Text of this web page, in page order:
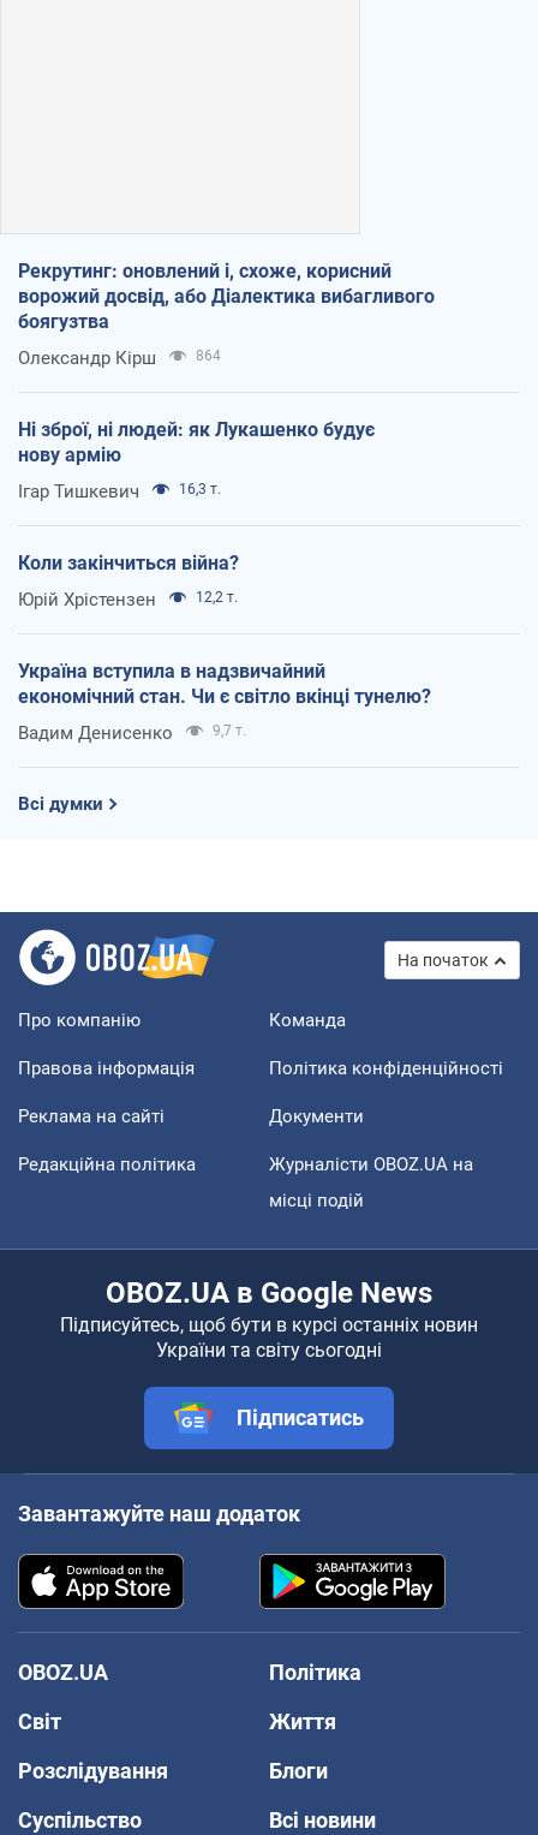
Рекрутинг: оновлений і, схоже, корисний
ворожий досвід, або Діалектика вибагливого
боягузтва
Олександр Кірш 864
Ні зброї, ні людей: як Лукашенко будує
нову армію
Ігар Тишкевич 16,3 т.
Коли закінчиться війна?
Юрій Хрістензен 12,2 т.
Україна вступила в надзвичайний
економічний стан. Чи є світло вкінці тунелю?
Вадим Денисенко 9,7 т.
Всі думки
На початок
Про компанію Команда
Правова інформація Політика конфіденційності
Реклама на сайті Документи
Редакційна політика
Журналісти OBOZ.UA на
місці подій
OBOZ.UA в Google News
Підписуйтесь, щоб бути в курсі останніх новин
України та світу сьогодні
Підписатись
Завантажуйте наш додаток
OBOZ.UA
Політика
Світ
Життя
Розслідування
Блоги
Суспільство
Всі новини